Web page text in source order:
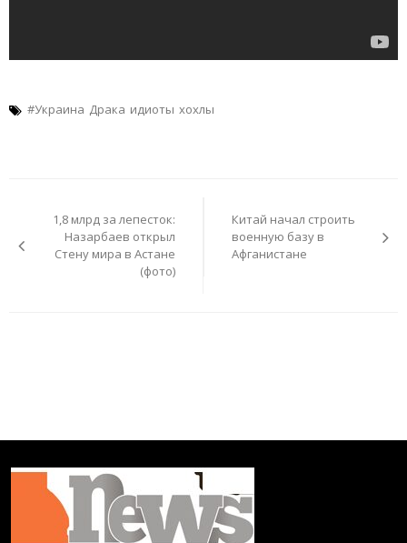
#Украина Драка идиоты хохлы
записям1,8 млрд за лепесток:
Назарбаев открыл
Стену мира в Астане
(фото)
Китай начал строить
военную базу в
Афганистане